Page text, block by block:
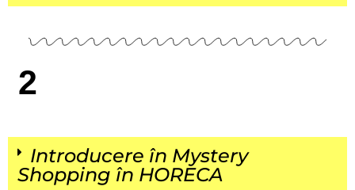
2
Introducere în Mystery
Shopping în HORECA